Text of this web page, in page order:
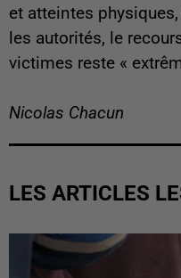
et atteintes
les autorités, le
victimes reste «
Nicolas Chacun
LES ARTICLES